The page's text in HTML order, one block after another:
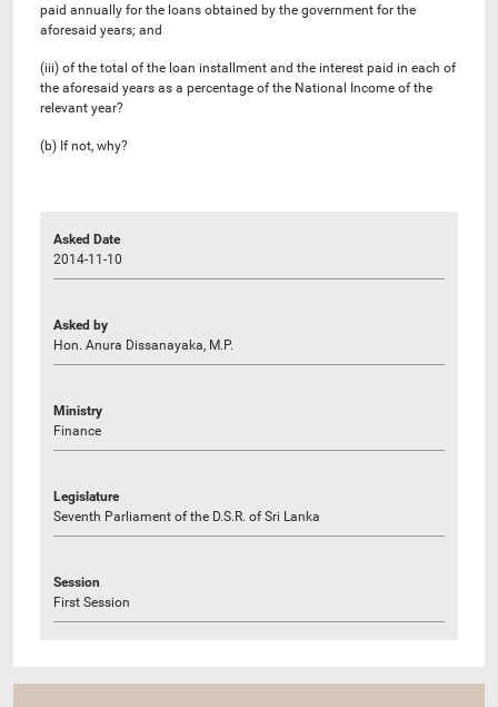
paid annually for the loans obtained by the government for the
aforesaid years; and
(iii) of the total of the loan installment and the interest paid in each of
the aforesaid years as a percentage of the National Income of the
relevant year?
(b) If not, why?
Asked Date
2014-11-10
Asked by
Hon. Anura Dissanayaka, M.P.
Ministry
Finance
Legislature
Seventh Parliament of the D.S.R. of Sri Lanka
Session
First Session